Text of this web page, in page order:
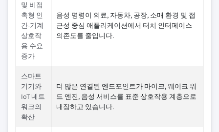
및 비접
촉형 인
간-기계
상호작
용 수요
증가
음성 명령이 의료, 자동차, 공장, 소매 환경 및 접
근성 중심 애플리케이션에서 터치 인터페이스
의존도를 줄입니다.
스마트
기기와
IoT 네트
워크의
확산
더 많은 연결된 엔드포인트가 마이크, 웨이크 워
드 엔진, 음성 서비스를 표준 상호작용 계층으로
내장하고 있습니다.